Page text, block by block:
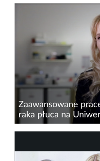
Terapia komórkowa
fascynujących
Jednym z jej filarów
pluripotentne
otrzymywane dzięki...
Zaawansowane
raka płuca na
Naukowcy
innowacji i